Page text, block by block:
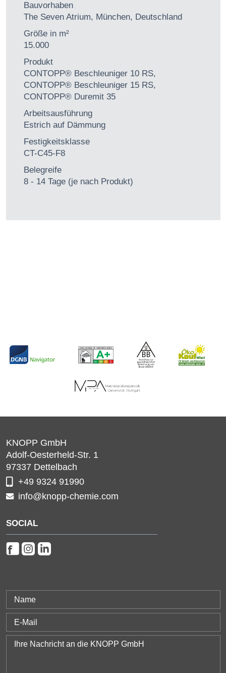
Bauvorhaben
The Seven Atrium, München, Deutschland
Größe in m²
15.000
Produkt
CONTOPP® Beschleuniger 10 RS,
CONTOPP® Beschleuniger 15 RS,
CONTOPP® Duremit 35
Arbeitsausführung
Estrich auf Dämmung
Festigkeitsklasse
CT-C45-F8
Belegreife
8 - 14 Tage (je nach Produkt)
KNOPP GmbH
Adolf-Oesterheld-Str. 1
97337 Dettelbach
+49 9324 91990
info@knopp-chemie.com
SOCIAL